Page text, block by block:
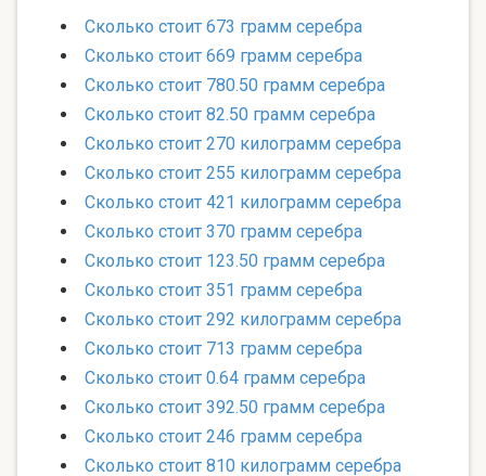
Сколько стоит 673 грамм серебра
Сколько стоит 669 грамм серебра
Сколько стоит 780.50 грамм серебра
Сколько стоит 82.50 грамм серебра
Сколько стоит 270 килограмм серебра
Сколько стоит 255 килограмм серебра
Сколько стоит 421 килограмм серебра
Сколько стоит 370 грамм серебра
Сколько стоит 123.50 грамм серебра
Сколько стоит 351 грамм серебра
Сколько стоит 292 килограмм серебра
Сколько стоит 713 грамм серебра
Сколько стоит 0.64 грамм серебра
Сколько стоит 392.50 грамм серебра
Сколько стоит 246 грамм серебра
Сколько стоит 810 килограмм серебра